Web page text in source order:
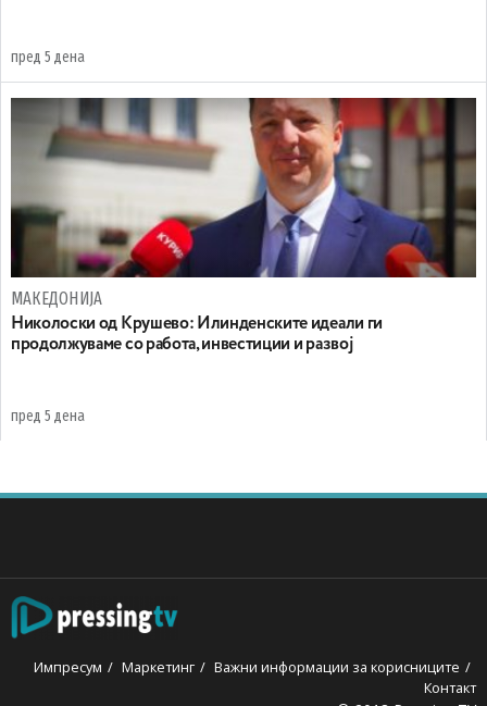
пред 5 дена
МАКЕДОНИЈА
Николоски од Крушево: Илинденските идеали ги
продолжуваме со работа, инвестиции и развој
пред 5 дена
Импресум Маркетинг
Важни информации за корисниците
Контакт